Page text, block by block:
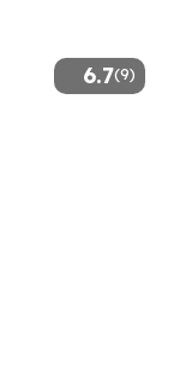
6.7(9)